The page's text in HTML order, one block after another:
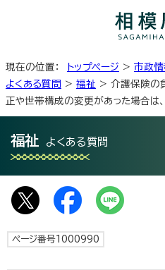
現在の位置： トップページ > 市政
よくある質問 > 福祉 > 介護保険の
正や世帯構成の変更があった場合は、
福祉 よくある質問
ページ番号1000990